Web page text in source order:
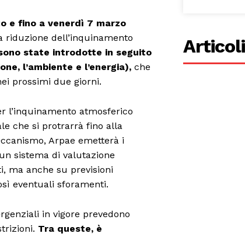
e fino a venerdì 7 marzo
dell’inquinamento
state introdotte in seguito
l’ambiente e l’energia), che
prossimi due giorni.
l’inquinamento atmosferico
che si protrarrà fino alla
Arpae emetterà i
sistema di valutazione
ma anche su previsioni
eventuali sforamenti.
in vigore prevedono
Tra queste, è